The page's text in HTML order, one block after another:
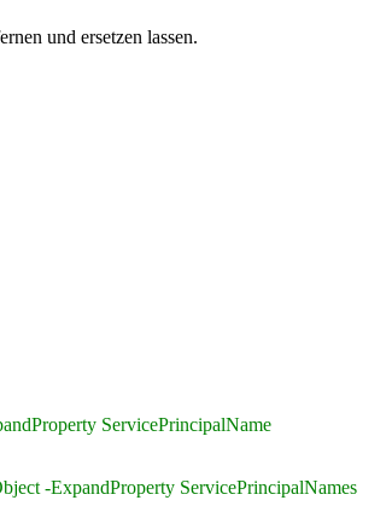
und ersetzen lassen.
ServicePrincipalName
-ExpandProperty ServicePrincipalNames